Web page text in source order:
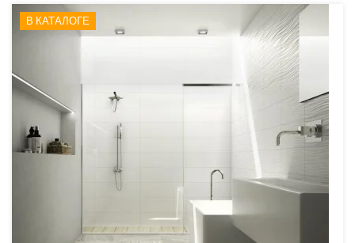
В КАТАЛОГЕ